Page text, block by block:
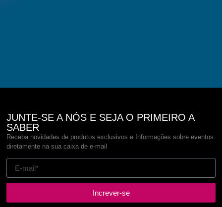
JUNTE-SE A NÓS E SEJA O PRIMEIRO A
SABER
Receba novidades de produtos exclusivos e Informações sobre eventos
diretamente na sua caixa de e-mail
Increver-se